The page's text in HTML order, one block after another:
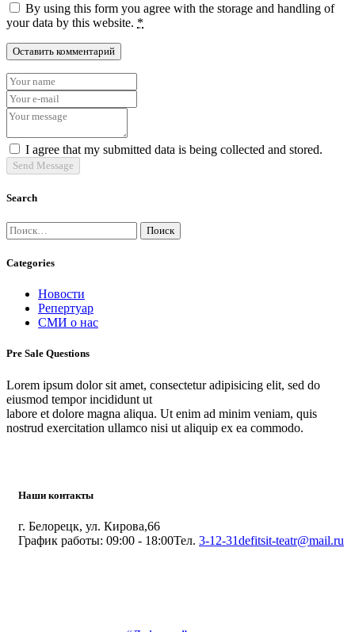
By using this form you agree with the storage and handling of
your data by this website. *
I agree that my submitted data is being collected and stored.
Send Message
Search
Найти:
Categories
Новости
Репертуар
СМИ о нас
Pre Sale Questions
Lorem ipsum dolor sit amet, consectetur adipisicing elit, sed do
eiusmod tempor incididunt ut
labore et dolore magna aliqua. Ut enim ad minim veniam, quis
nostrud exercitation ullamco nisi ut aliquip ex ea commodo.
Наши контакты
г. Белорецк, ул. Кирова,66
График работы: 09:00 - 18:00Тел. 3-12-31defitsit-teatr@mail.ru